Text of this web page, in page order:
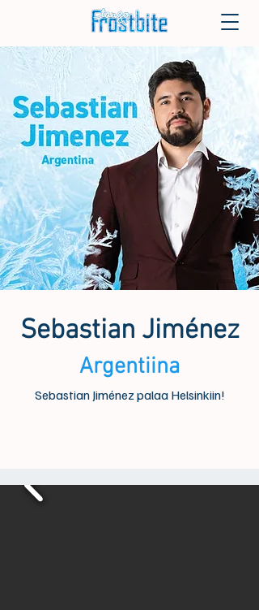
Sebastian Jiménez
Argentiina
Sebastian Jiménez palaa Helsinkiin!